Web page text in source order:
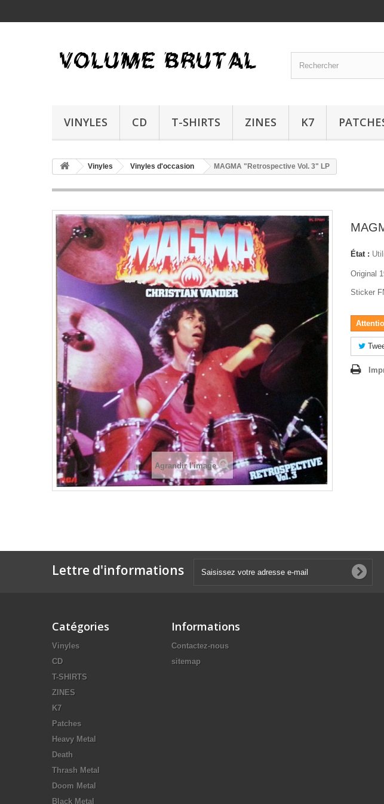
VINYLES CD T-SHIRTS ZINES K7
Vinyles Vinyles d'occasion MAGMA "Retrospective Vol. 3" LP
Agrandir l'image
État :
Original
Sticker
Lettre d'informations
Catégories
Vinyles
CD
T-SHIRTS
ZINES
K7
Patches
Heavy Metal
Death
Thrash Metal
Doom Metal
Black Metal
Informations
Contactez-nous
sitemap